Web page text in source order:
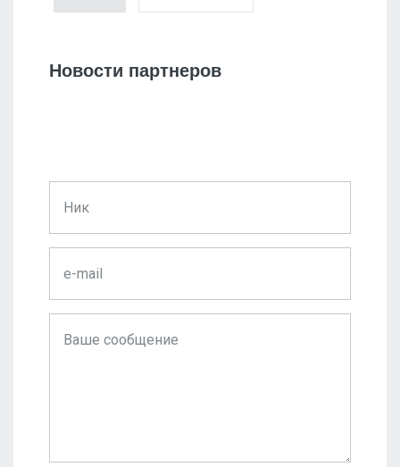
Новости партнеров